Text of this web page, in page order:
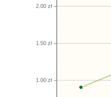
1.00 zł
1.50 zł
2.00 zł